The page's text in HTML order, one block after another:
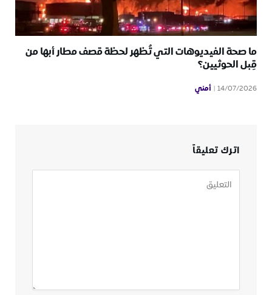
ما صحة الفيديوهات التي تُظهر لحظة قصف مطار أبها من
قِبل الحوثيين؟
14/07/2026 أمني
اترك تعليقاً